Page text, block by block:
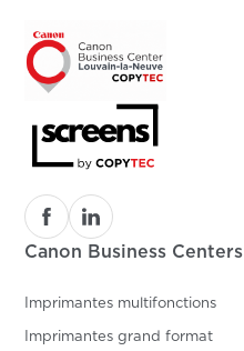
Canon Business
Imprimantes multifonctions
Imprimantes grand format